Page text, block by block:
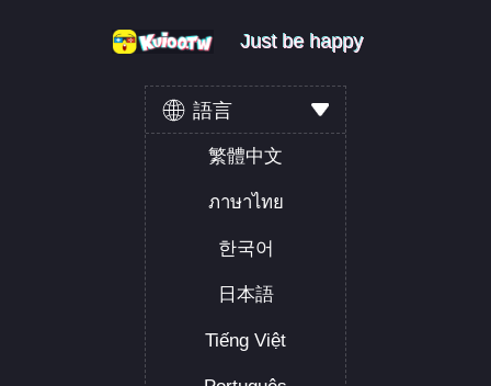
Just be happy
Just be happy
Just be happy
語言
繁體中文
ภาษาไทย
한국어
日本語
Tiếng Việt